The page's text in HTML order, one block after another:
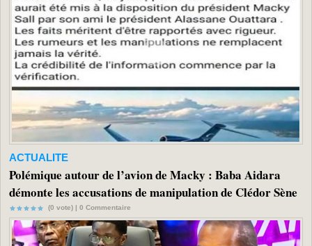
ACTUALITE
Polémique autour de l’avion de Macky : Baba Aidara
démonte les accusations de manipulation de Clédor Sène
(0 vote) | 0 Commentaire